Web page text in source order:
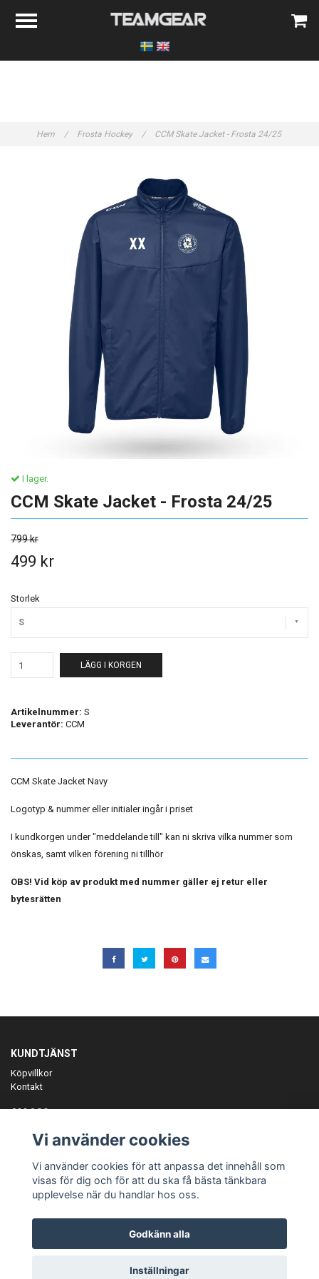
Hem / Frosta Hockey / CCM Skate Jacket - Frosta 24/25
I lager.
CCM Skate Jacket - Frosta 24/25
799 kr
499 kr
Storlek
S
LÄGG I KORGEN
Artikelnummer: S
Leverantör: CCM
CCM Skate Jacket Navy
Logotyp & nummer eller initialer ingår i priset
I kundkorgen under "meddelande till" kan ni skriva vilka nummer som
önskas, samt vilken förening ni tillhör
OBS! Vid köp av produkt med nummer gäller ej retur eller
bytesrätten
KUNDTJÄNST
Köpvillkor
Kontakt
OM OSS
ANMÄL DIG TILL VÅRT NYHETSBREV
Prenumerera
© Copyright Teamgear
Vi använder cookies
Vi använder cookies för att anpassa det innehåll som
visas för dig och för att du ska få bästa tänkbara
upplevelse när du handlar hos oss.
Godkänn alla
Inställningar